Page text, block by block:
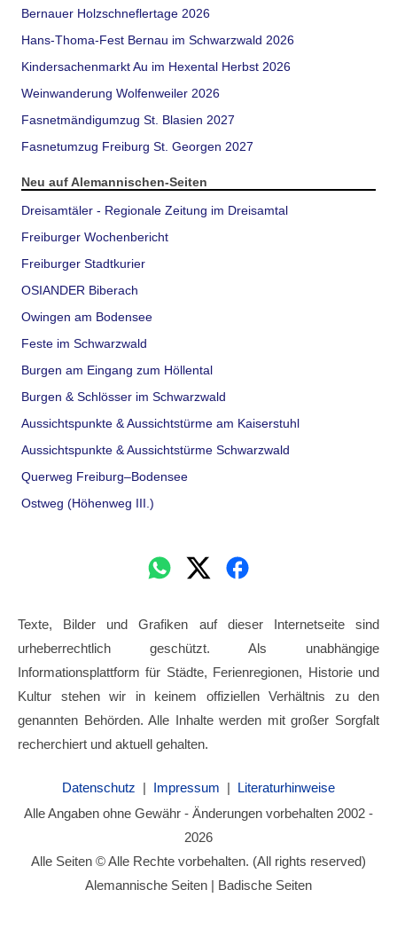
Bernauer Holzschneflertage 2026
Hans-Thoma-Fest Bernau im Schwarzwald 2026
Kindersachenmarkt Au im Hexental Herbst 2026
Weinwanderung Wolfenweiler 2026
Fasnetmändigumzug St. Blasien 2027
Fasnetumzug Freiburg St. Georgen 2027
Neu auf Alemannischen-Seiten
Dreisamtäler - Regionale Zeitung im Dreisamtal
Freiburger Wochenbericht
Freiburger Stadtkurier
OSIANDER Biberach
Owingen am Bodensee
Feste im Schwarzwald
Burgen am Eingang zum Höllental
Burgen & Schlösser im Schwarzwald
Aussichtspunkte & Aussichtstürme am Kaiserstuhl
Aussichtspunkte & Aussichtstürme Schwarzwald
Querweg Freiburg–Bodensee
Ostweg (Höhenweg III.)
Texte, Bilder und Grafiken auf dieser Internetseite sind
urheberrechtlich geschützt. Als unabhängige
Informationsplattform für Städte, Ferienregionen, Historie und
Kultur stehen wir in keinem offiziellen Verhältnis zu den
genannten Behörden. Alle Inhalte werden mit großer Sorgfalt
recherchiert und aktuell gehalten.
Datenschutz | Impressum | Literaturhinweise
Alle Angaben ohne Gewähr - Änderungen vorbehalten 2002 -
2026
Alle Seiten © Alle Rechte vorbehalten. (All rights reserved)
Alemannische Seiten | Badische Seiten